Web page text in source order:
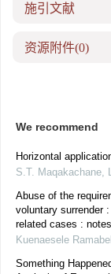
施引文献
资源附件(0)
We recommend
Horizontal
S.T. Maqakachane
Abuse of the
voluntary surrender
related cases : notes
Kuenaesele
Something